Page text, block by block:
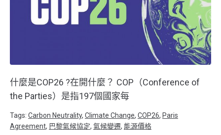
什麼是COP26 ?在開什麼？ COP（Conference of
the Parties）是指197個國家每
Tags: Carbon Neutrality, Climate Change, COP26, Paris
Agreement, 巴黎氣候協定, 氣候變遷, 能源價格